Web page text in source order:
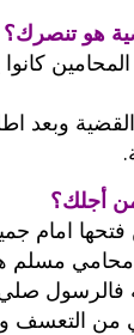
هو تنصرك؟
كانوا
وبعد
أجلك؟
امام
محامي مسلم
فالرسول
من التعسف